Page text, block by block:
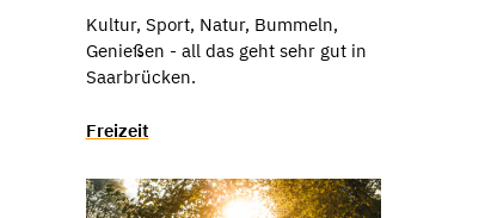
Kultur, Sport, Natur, Bummeln,
Genießen - all das geht sehr gut in
Saarbrücken.
Freizeit